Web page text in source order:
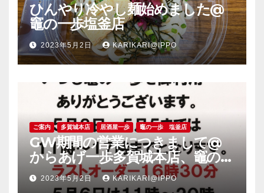
ひんやり冷やし麺始めました@
竈の一歩塩釜店
2023年5月2日 KARIKARI@IPPO
ご案内 多賀城本店 居酒屋一歩 竈の一歩 塩釜店
GW期間の営業につきまして@
からあげ一歩多賀城本店、竈の一
歩塩釜店
2023年5月2日 KARIKARI@IPPO